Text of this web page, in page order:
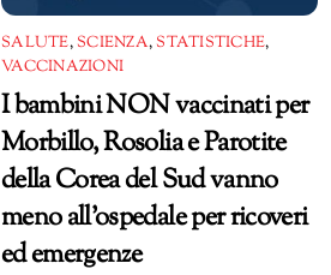
SALUTE,SCIENZA,STATISTICHE,
VACCINAZIONI
I bambini NON vaccinati per
Morbillo, Rosolia e Parotite
della Corea del Sud vanno
meno all’ospedale per ricoveri
ed emergenze